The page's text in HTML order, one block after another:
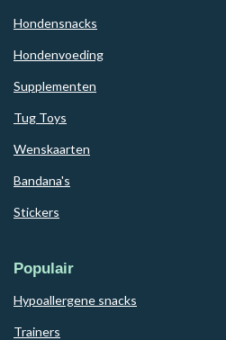
Hondensnacks
Hondenvoeding
Supplementen
Tug Toys
Wenskaarten
Bandana's
Stickers
Populair
Hypoallergene snacks
Trainers